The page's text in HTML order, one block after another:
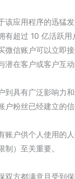
应用程序的迅猛
超过 10 亿活跃
信账户可以立即
在客户或客户互动
具有广泛影响力
粉丝已经建立的信
户供个人使用的
）至关重要。
方都满意且受到